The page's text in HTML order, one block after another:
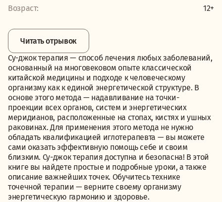
Возраст:
12+
Читать отрывок
Су-джок терапия — способ лечения любых заболеваний,
основанный на многовековом опыте классической
китайской медицины и подходе к человеческому
организму как к единой энергетической структуре. В
основе этого метода — надавливание на точки-
проекции всех органов, систем и энергетических
меридианов, расположенные на стопах, кистях и ушных
раковинах. Для применения этого метода не нужно
обладать квалификацией иглотерапевта — вы можете
сами оказать эффективную помощь себе и своим
близким. Су-джок терапия доступна и безопасна! В этой
книге вы найдете простые и подробные уроки, а также
описание важнейших точек. Обучитесь технике
точечной терапии — верните своему организму
энергетическую гармонию и здоровье.